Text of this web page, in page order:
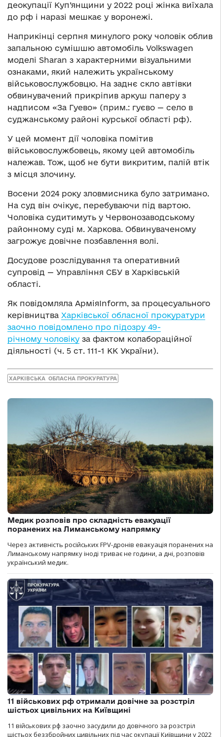
деокупації Куп’янщини у 2022 році жінка виїхала
до рф і наразі мешкає у воронежі.
Наприкінці серпня минулого року чоловік облив
запальною сумішшю автомобіль Volkswagen
моделі Sharan з характерними візуальними
ознаками, який належить українському
військовослужбовцю. На заднє скло автівки
обвинувачений прикріпив аркуш паперу з
надписом «За Гуево» (прим.: гуєво — село в
суджанському районі курської області рф).
У цей момент дії чоловіка помітив
військовослужбовець, якому цей автомобіль
належав. Тож, щоб не бути викритим, палій втік
з місця злочину.
Восени 2024 року зловмисника було затримано.
На суд він очікує, перебуваючи під вартою.
Чоловіка судитимуть у Червонозаводському
районному суді м. Харкова. Обвинуваченому
загрожує довічне позбавлення волі.
Досудове розслідування та оперативний
супровід — Управління СБУ в Харківській
області.
Як повідомляла АрміяInform, за процесуального
керівництва Харківської обласної прокуратури
заочно повідомлено про підозру 49-
річному чоловіку за фактом колабораційної
діяльності (ч. 5 ст. 111-1 КК України).
ХАРКІВСЬКА ОБЛАСНА ПРОКУРАТУРА
Медик розповів про складність евакуації
поранених на Лиманському напрямку
Через активність російських FPV-дронів евакуація поранених на
Лиманському напрямку іноді триває не години, а дні, розповів
український медик.
11 військових рф отримали довічне за розстріл
шістьох цивільних на Київщині
11 військових рф заочно засудили до довічного за розстріл
шістьох беззбройних цивільних під час окупації Київщини у 2022